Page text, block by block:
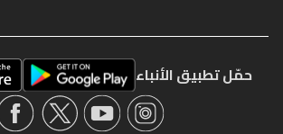
حمّل تطبيق الأنباء